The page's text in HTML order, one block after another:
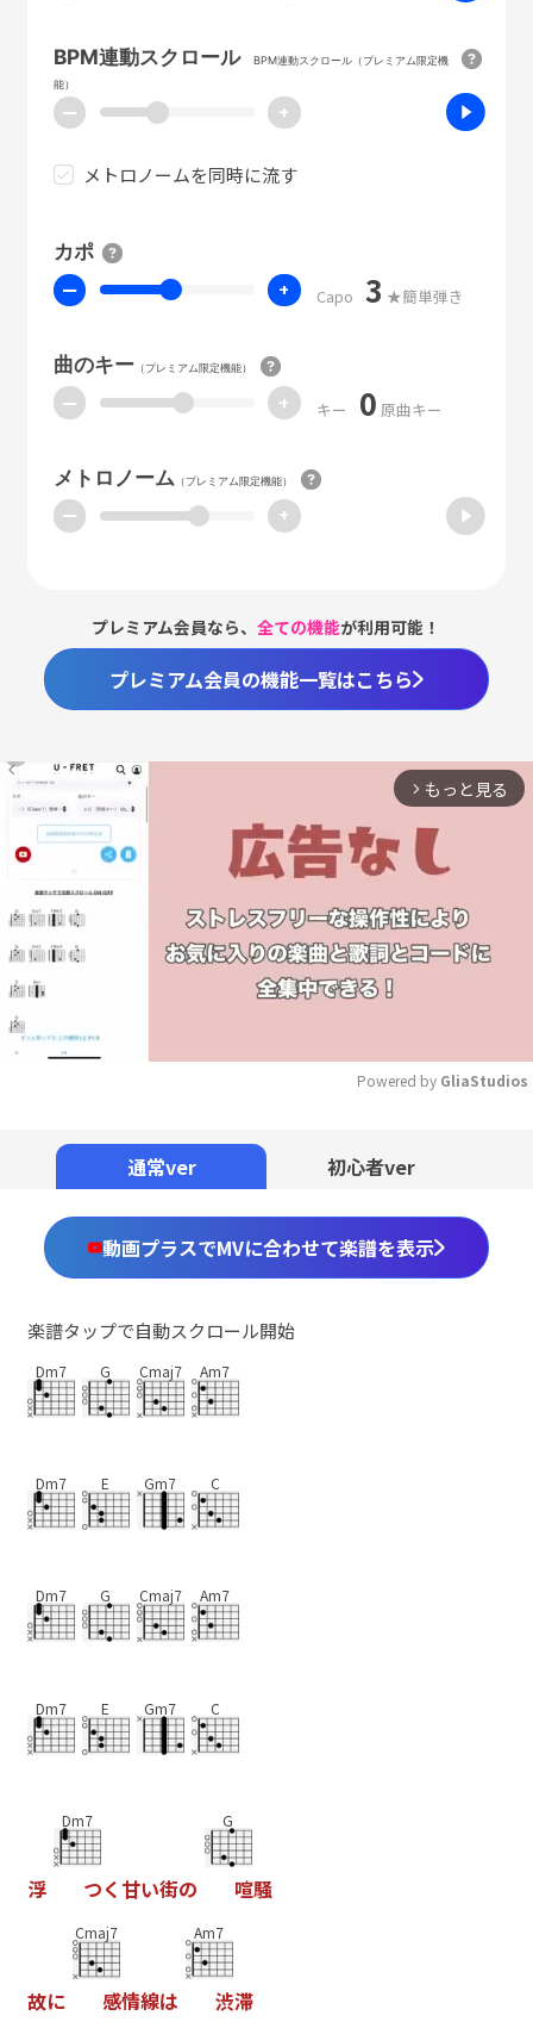
BPM連動スクロール
BPM連動スクロール（プレミアム限定機
能）
ー +
メトロノームを同時に流す
カポ
ー + Capo 3 ★簡単弾き
曲のキー（プレミアム限定機能）
ー + キー 0 原曲キー
メトロノーム （プレミアム限定機能）
ー +
プレミアム会員なら、全ての機能が利用可能！
プレミアム会員の機能一覧はこちら
arrow_forward_ios もっと見る
Powered by GliaStudios
通常ver 初心者ver
動画プラスでMVに合わせて楽譜を表示
楽譜タップで自動スクロール開始
Dm7 G Cmaj7 Am7
Dm7 E Gm7 C
Dm7 G Cmaj7 Am7
Dm7 E Gm7 C
浮
Dm7
つく 甘い街の
G
喧騒
故に
Cmaj7
感情線は
Am7
渋滞